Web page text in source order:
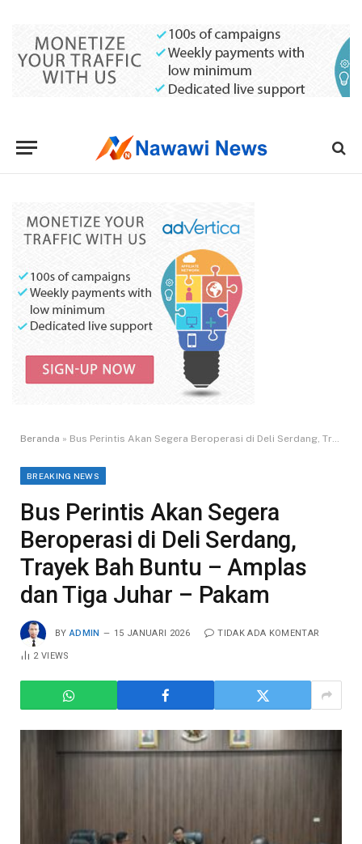
Beranda » Bus Perintis Akan Segera Beroperasi di Deli Serdang, Trayek Bah Buntu – Amplas dan Tiga Juhar – Pakam
BREAKING NEWS
Bus Perintis Akan Segera
Beroperasi di Deli Serdang,
Trayek Bah Buntu – Amplas
dan Tiga Juhar – Pakam
BY ADMIN 15 JANUARI 2026 TIDAK ADA KOMENTAR
2VIEWS